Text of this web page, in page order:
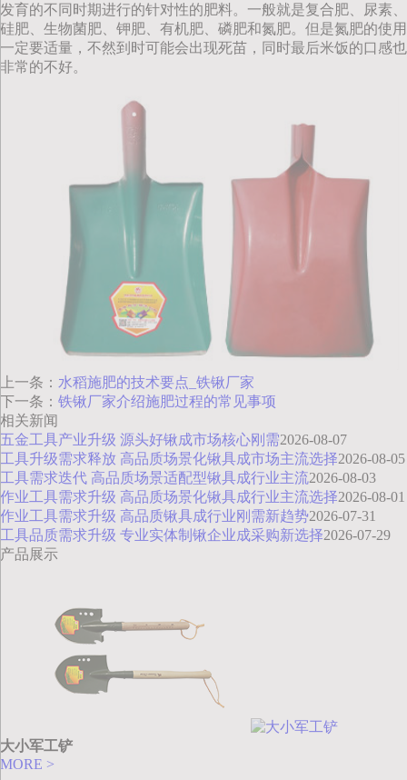
发育的不同时期进行的针对性的肥料。一般就是复合肥、尿素、
硅肥、生物菌肥、钾肥、有机肥、磷肥和氮肥。但是氮肥的使用
一定要适量，不然到时可能会出现死苗，同时最后米饭的口感也
非常的不好。
上一条： 水稻施肥的技术要点_铁锹厂家
下一条： 铁锹厂家介绍施肥过程的常见事项
相关新闻
五金工具产业升级 源头好锹成市场核心刚需2026-08-07
工具升级需求释放 高品质场景化锹具成市场主流选择2026-08-05
工具需求迭代 高品质场景适配型锹具成行业主流2026-08-03
作业工具需求升级 高品质场景化锹具成行业主流选择2026-08-01
作业工具需求升级 高品质锹具成行业刚需新趋势2026-07-31
工具品质需求升级 专业实体制锹企业成采购新选择2026-07-29
产品展示
大小军工铲
MORE >